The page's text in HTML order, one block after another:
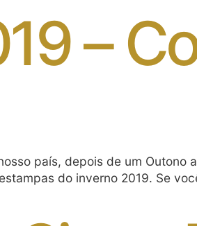
–
país, depois de um Outono
do inverno 2019. Se